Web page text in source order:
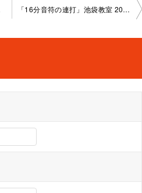
「16分音符の連打」池袋教室 2022-01-20-no0014-1042